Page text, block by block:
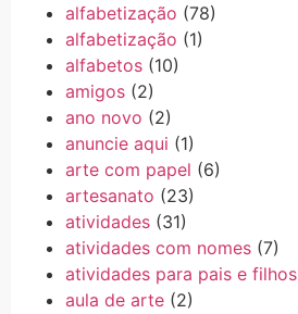
alfabetização (78)
alfabetização (1)
alfabetos (10)
amigos (2)
ano novo (2)
anuncie aqui (1)
arte com papel (6)
artesanato (23)
atividades (31)
atividades com nomes (7)
atividades para pais e filhos
aula de arte (2)